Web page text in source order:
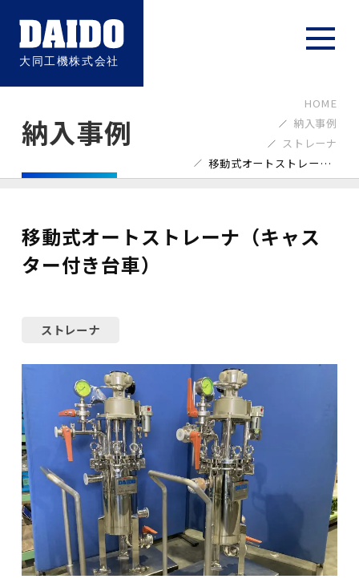
HOME
納入事例
ストレーナ
移動式オートストレーナ（キャスター付き台車）
納入事例
移動式オートストレーナ（キャス
ター付き台車）
ストレーナ